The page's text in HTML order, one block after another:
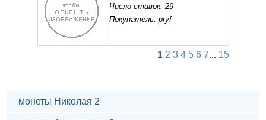
Число ставок: 29
Покупатель: pryf
1 2 3 4 5 6 7... 15
монеты Николая 2